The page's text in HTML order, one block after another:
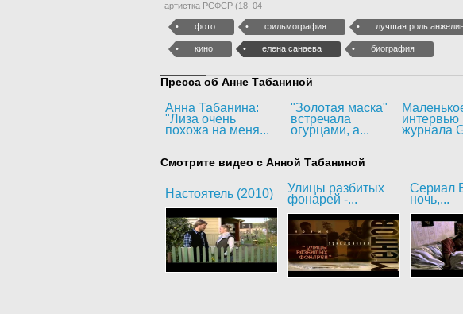
артистка РСФСР (18. 04
фото фильмография лучшая роль
кино елена санаева биография
Пресса об Анне Табаниной
Анна Табанина:
"Лиза очень
похожа на меня...
"Золотая маска"
встречала
огурцами, а...
интервью
журнала
Смотрите видео с Анной Табаниной
Настоятель (2010)
Улицы разбитых
фонарей -...
Сериал
ночь,...